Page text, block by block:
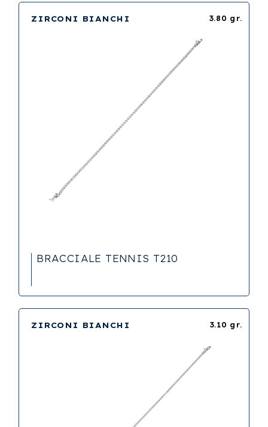
3.80 gr.
ZIRCONI BIANCHI
BRACCIALE TENNIS T210
3.10 gr.
ZIRCONI BIANCHI